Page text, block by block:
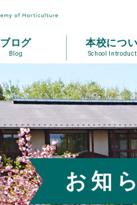
ブログ
Blog
本校につ
School
お知